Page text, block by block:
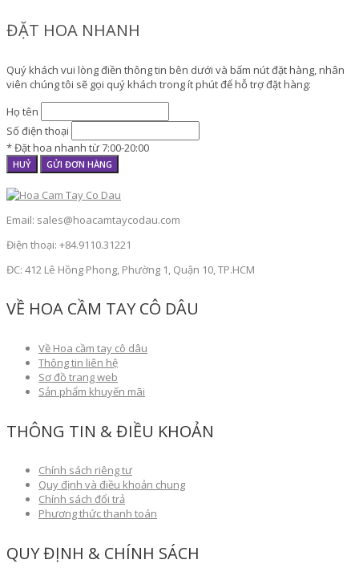
ĐẶT HOA NHANH
Quý khách vui lòng điền thông tin bên dưới và bấm nút đặt hàng, nhân
viên chúng tôi sẽ gọi quý khách trong ít phút để hỗ trợ đặt hàng:
Họ tên
Số điện thoại
* Đặt hoa nhanh từ 7:00-20:00
HUỶ GỬI ĐƠN HÀNG
Email: sales@hoacamtaycodau.com
Điện thoại: +84.9110.31221
ĐC: 412 Lê Hồng Phong, Phường 1, Quận 10, TP.HCM
VỀ HOA CẦM TAY CÔ DÂU
Về Hoa cầm tay cô dâu
Thông tin liên hệ
Sơ đồ trang web
Sản phẩm khuyến mãi
THÔNG TIN & ĐIỀU KHOẢN
Chính sách riêng tư
Quy định và điều khoản chung
Chính sách đổi trả
Phương thức thanh toán
QUY ĐỊNH & CHÍNH SÁCH